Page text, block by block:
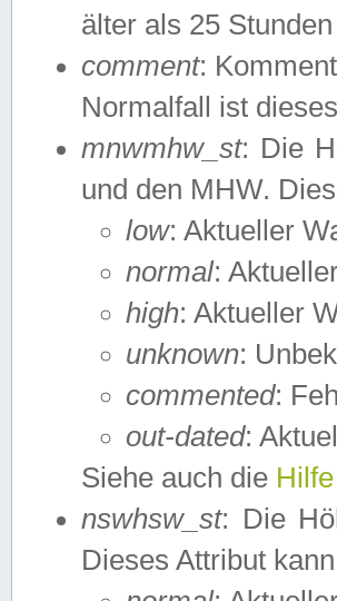
älter als 25
comment:
Normalfall ist
mnwmhw_st: Die
und den MHW.
low: Aktueller
normal:
high: Aktueller
unknown:
commented:
out-dated:
Siehe auch die
nswhsw_st: Die
Dieses Attribut